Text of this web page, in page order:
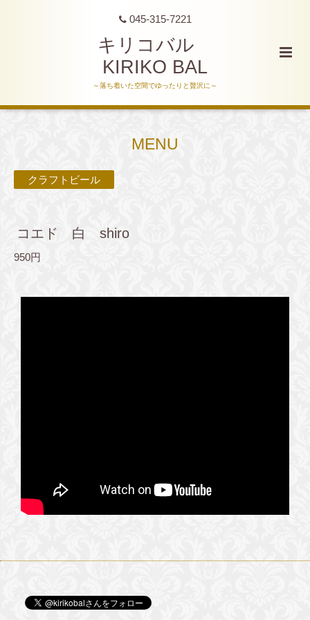
045-315-7221
キリコバル
KIRIKO BAL
～落ち着いた空間でゆったりと贅沢に～
MENU
クラフトビール
コエド 白 shiro
950円